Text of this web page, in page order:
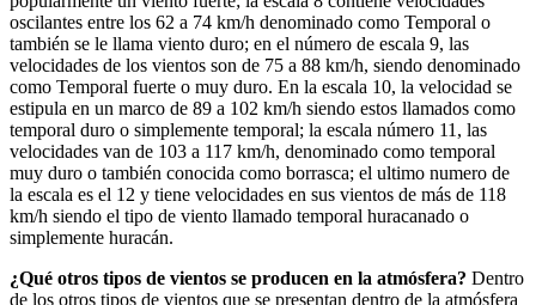
oscilantes entre los 62 a 74 km/h denominado como Temporal o
también se le llama viento duro; en el número de escala 9, las
velocidades de los vientos son de 75 a 88 km/h, siendo denominado
como Temporal fuerte o muy duro. En la escala 10, la velocidad se
estipula en un marco de 89 a 102 km/h siendo estos llamados como
temporal duro o simplemente temporal; la escala número 11, las
velocidades van de 103 a 117 km/h, denominado como temporal
muy duro o también conocida como borrasca; el ultimo numero de
la escala es el 12 y tiene velocidades en sus vientos de más de 118
km/h siendo el tipo de viento llamado temporal huracanado o
simplemente huracán.
¿Qué otros tipos de vientos se producen en la atmósfera? Dentro
de los otros tipos de vientos que se presentan dentro de la atmósfera